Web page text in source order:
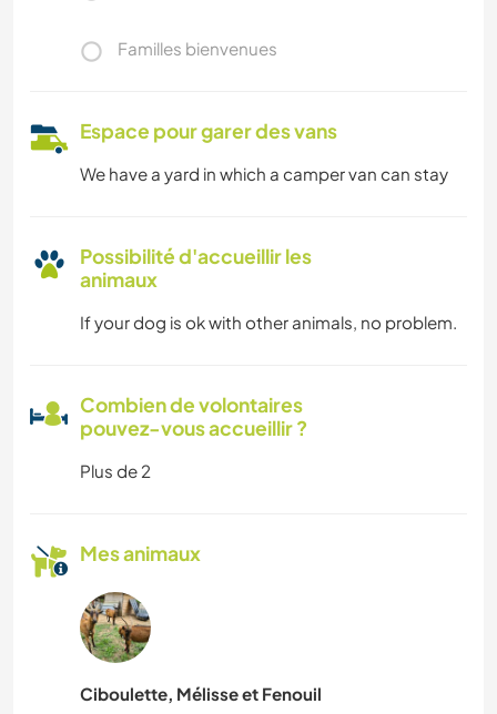
Familles bienvenues
Espace pour garer des vans
We have a yard in which a camper van can stay
Possibilité d'accueillir les
animaux
If your dog is ok with other animals, no problem.
Combien de volontaires
pouvez-vous accueillir ?
Plus de 2
Mes animaux
Ciboulette, Mélisse et Fenouil